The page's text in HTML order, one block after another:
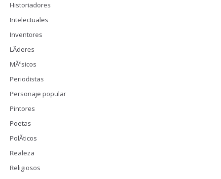
Historiadores
Intelectuales
Inventores
LÃ­deres
MÃºsicos
Periodistas
Personaje popular
Pintores
Poetas
PolÃ­ticos
Realeza
Religiosos